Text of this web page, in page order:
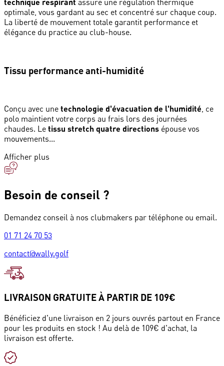
assure une régulation thermique
optimale, vous gardant au sec et concentré sur chaque coup.
La liberté de mouvement totale garantit performance et
élégance du practice au club-house.
Tissu performance anti-humidité
Conçu avec une technologie d'évacuation de l'humidité, ce
polo maintient votre corps au frais lors des journées
chaudes. Le tissu stretch quatre directions épouse vos
mouvements...
Afficher plus
Besoin de conseil ?
Demandez conseil à nos clubmakers par téléphone ou email.
01 71 24 70 53
contact@wally.golf
LIVRAISON GRATUITE À PARTIR DE 109€
Bénéficiez d'une livraison en 2 jours ouvrés partout en France
pour les produits en stock ! Au delà de 109€ d'achat, la
livraison est offerte.